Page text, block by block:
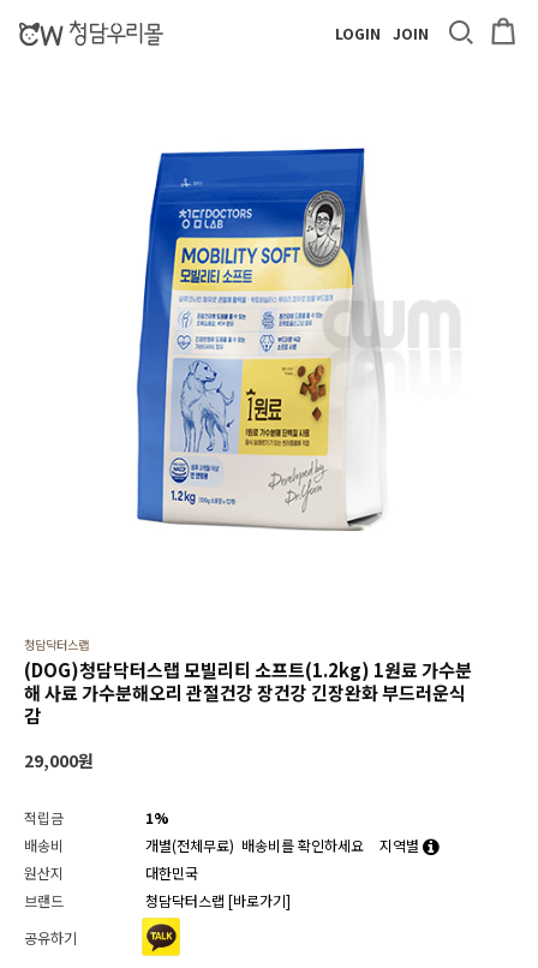
LOGIN JOIN
청담닥터스랩
(DOG)청담닥터스랩 모빌리티 소프트(1.2kg) 1원료 가수분
해 사료 가수분해오리 관절건강 장건강 긴장완화 부드러운식
감
29,000원
적립금
1%
배송비
개별(전체무료) 배송비를 확인하세요
지역별
원산지
대한민국
브랜드
청담닥터스랩 [바로가기]
공유하기